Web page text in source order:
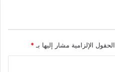
الحقول الإلزامية مشار إليها بـ *